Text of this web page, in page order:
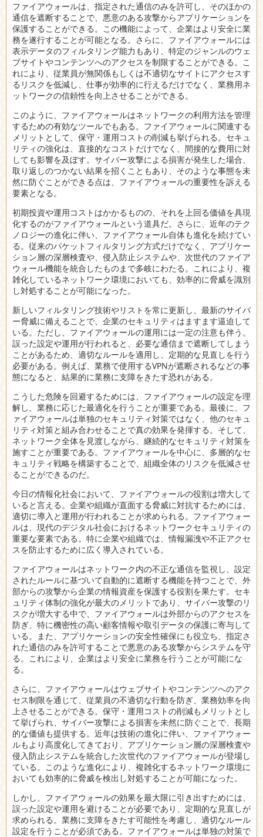
ファイアウォールは、指定された通信のみを許可し、そのほかの
通信を遮断することで、悪意のある攻撃からアプリケーションを
保護することができる。この機能によって、企業はより安全に業
務を遂行することが可能となる。さらに、ファイアウォールには
表示データのフィルタリング能力もあり、特定のジャンルのウェ
ブサイトやコンテンツへのアクセスを制限することができる。こ
れにより、従業員が無関係もしくは不適切なサイトにアクセスす
るリスクを低減し、仕事が効率的に行えるだけでなく、業務用ネ
ットワークの信頼性を向上させることができる。
このように、ファイアウォールはネットワークの利用方法を管理
するための有効なツールでもある。ファイアウォールに関連する
メリットとして、保守・運用コストの削減も挙げられる。セキュ
リティの強化は、直接的なコストだけでなく、間接的な費用に対
しても影響を及ぼす。サイバー攻撃による損害が発生した場合、
取り返しのつかない結果を招くこともあり、そのような事態を未
然に防ぐことができる点は、ファイアウォールの重要性を訴える
要素となる。
初期投資や運用コストはかかるものの、それを上回る価値を具現
化するのがファイアウォールという道具だ。さらに、近年のテク
ノロジーの進化に伴い、ファイアウォール自体も進化を続けてい
る。従来のパケットフィルタリング方式だけでなく、アプリケー
ション層の深層検査や、侵入防止システムや、次世代のファイア
ウォール機能を統合したものまで多岐にわたる。これにより、複
雑化しているネットワーク環境においても、効率的に脅威を識別
し対処することが可能になった。
新しいフィルタリング技術やリストを常に更新し、最新のサイバ
ー脅威に備えることで、企業のセキュリティはますます逼迫して
いる。ただし、ファイアウォールの運用には一定の注意も伴う。
誤った設定や運用が行われると、必要な通信まで遮断してしまう
ことがあるため、適切なルールを適用し、定期的な見直しを行う
必要がある。例えば、業務で使用するVPNが遮断されるなどの事
態になると、結果的に業務に支障をきたす恐れがある。
こうした危険を回避するためには、ファイアウォールの設定を理
解し、業務に応じた最適化を行うことが重要である。最後に、フ
ァイアウォールは単独のセキュリティ対策ではなく、他のセキュ
リティ対策と組み合わせることで真の効果を発揮する。そして、
ネットワーク全体を見渡しながら、継続的なセキュリティ対策を
施すことが重要である。ファイアウォールを中心に、多層的なセ
キュリティ戦略を構築することで、組織全体のリスクを低減させ
ることができるのだ。
今日の情報化社会において、ファイアウォールの役割は増大して
いると言える。企業や組織が直面する脅威に対抗するためには、
適切に導入と運用が行われることが求められる。ファイアウォー
ルは、現代のデジタル社会におけるネットワークセキュリティの
重要な要素である。特に企業や組織では、情報漏洩や不正アクセ
スを防止するために広く導入されている。
ファイアウォールはネットワーク内の不正な通信を監視し、設定
されたルールに基づいて自動的に遮断する機能を持つことで、外
部からの攻撃から企業の情報資産を保護する役割を果たす。セキ
ュリティ体制の強化が最大のメリットであり、サイバー攻撃のリ
スクが増大する中で、ファイアウォールは外部からのアクセスを
防ぎ、特に機密性の高い顧客情報や取引データの保護に寄与して
いる。また、アプリケーションの安全性確保にも役立ち、指定さ
れた通信のみを許可することで悪意のある攻撃からシステムを守
る。これにより、企業はより安全に業務を行うことが可能にな
る。
さらに、ファイアウォールはウェブサイトやコンテンツへのアク
セス制限を通じて、従業員の不適切な行動を防ぎ、業務効率を向
上させることができる。保守・運用コストの削減もメリットとし
て挙げられ、サイバー攻撃による損害を未然に防ぐことで、長期
的な価値も提供する。近年は技術の進化に伴い、ファイアウォー
ルもより高度化してきており、アプリケーション層の深層検査や
侵入防止システムを統合した次世代のファイアウォールが登場し
ている。このような進化により、複雑化するネットワーク環境に
おいても効率的に脅威を検出し対処することが可能になった。
しかし、ファイアウォールの効果を最大限に引き出すためには、
誤った設定や運用を避けることが必要であり、定期的な見直しが
求められる。業務に支障をきたす可能性を考慮し、適切なルール
設定を行うことが必須である。ファイアウォールは単独の対策で